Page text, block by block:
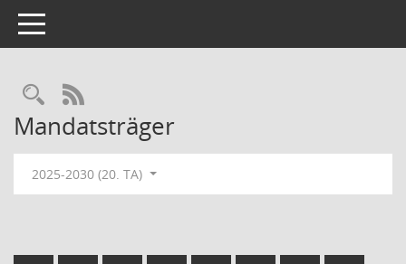
Toggle navigation
Rechercheauswahl
RSS-Feed
Mandatsträger
2025-2030 (20. TA)